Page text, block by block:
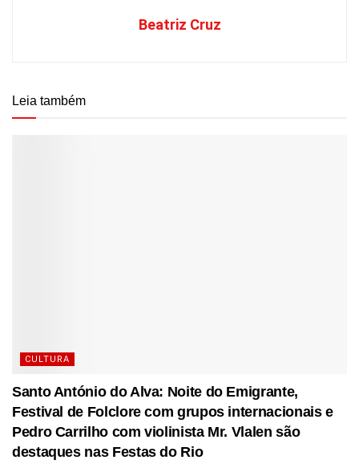
Beatriz Cruz
Leia também
CULTURA
Santo António do Alva: Noite do Emigrante,
Festival de Folclore com grupos internacionais e
Pedro Carrilho com violinista Mr. Vlalen são
destaques nas Festas do Rio